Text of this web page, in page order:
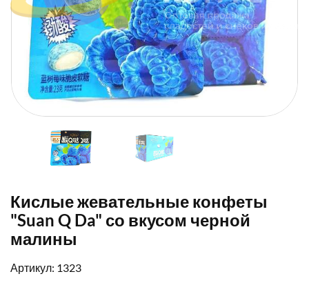
Кислые жевательные конфеты
"Suan Q Da" со вкусом черной
малины
Артикул: 1323